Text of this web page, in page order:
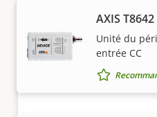
AXIS
Unité du
entrée CC